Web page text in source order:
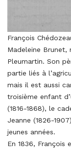
François
Madeleine Brunet,
Pleumartin. Son
partie liés à
mais il est aussi
troisième enfant
(1816-1868), le
Jeanne (1826-
jeunes années.
En 1836, François